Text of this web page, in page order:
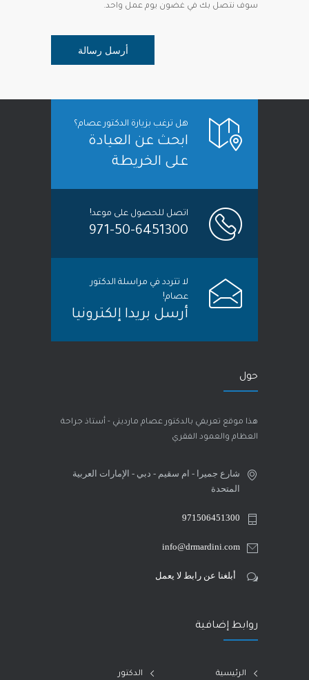
سوف نتصل بك في غضون يوم عمل واحد.
هل ترغب بزيارة الدكتور عصام؟
ابحث عن العيادة
على الخريطة
اتصل للحصول على موعد!
971-50-6451300
لا تتردد في مراسلة الدكتور
عصام!
أرسل بريدا إلكترونيا
حول
هذا موقع تعريفي بالدكتور عصام مارديني - أستاذ جراحة
العظام والعمود الفقري
شارع جميرا - ام سقيم - دبي - الإمارات العربية
المتحدة
971506451300
info@drmardini.com
أبلغنا عن رابط لا يعمل
روابط إضافية
الرئيسية الدكتور